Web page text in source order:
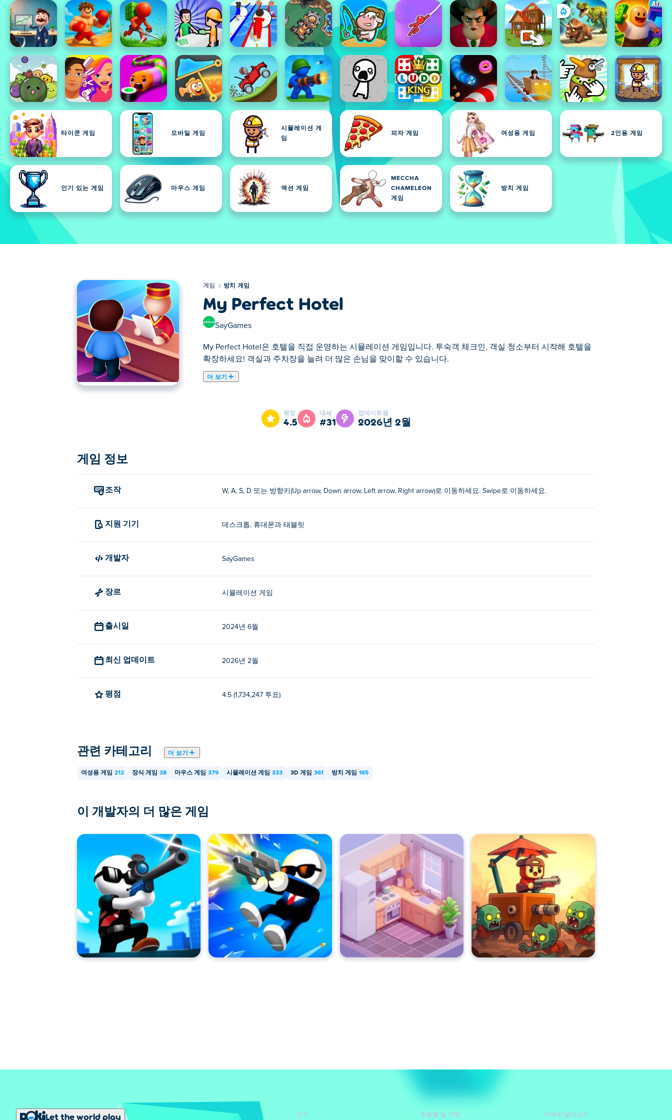
타이쿤 게임 모바일 게임
시뮬레이션 게
임
피자 게임 여성용 게임 2인용 게임
인기 있는 게임 마우스 게임 액션 게임
MECCHA
CHAMELEON
게임
방치 게임
게임 방치 게임
My Perfect Hotel
SayGames
My Perfect Hotel은 호텔을 직접 운영하는 시뮬레이션 게임입니다. 투숙객 체크인, 객실 청소부터 시작해 호텔을
확장하세요! 객실과 주차장을 늘려 더 많은 손님을 맞이할 수 있습니다.
더 보기
My Perfect Hotel은 꿈의 호텔을 운영하게 되는 방치형 게임입니다! 손님을 체크인하고, 객실을 청소하고, 지불금과 팁을 받고, 욕실에 항상 화장지가
서의 능력을 키워보세요! 자신만의 숙박 제국을 건설할 준비가 되셨나요?
다양한 작업을 위해 호텔을 돌아다니세요! WASD, 화살표 키 또는 손가락으로 이동하세요.
My Perfect Hotel을 무료로 플레이하려면 어떻게 해야 하나요?
모바일 장치와 데스크톱에서 My Perfect Hotel을 플레이할 수 있나요?
마이 퍼펙트 호텔(My Perfect Hotel)은 컴퓨터와 휴대폰, 태블릿 등의 모바일 기기에서 플레이할 수 있습니다.
평점
4.5
대세
#31
업데이트됨
2026년 2월
게임 정보
조작 W, A, S, D 또는 방향키(Up arrow, Down arrow, Left arrow, Right arrow)로 이동하세요. Swipe로 이동하세요.
지원 기기 데스크톱, 휴대폰과 태블릿
개발자 SayGames
장르 시뮬레이션 게임
출시일 2024년 6월
최신 업데이트 2026년 2월
평점 4.5 (1,734,247 투표)
관련 카테고리 더 보기
여성용 게임 212 장식 게임 38 마우스 게임 379 시뮬레이션 게임 333 3D 게임 361 방치 게임 165
이 개발자의 더 많은 게임
Let the world play 인기 도움말 및 지원 자세히 알아보기